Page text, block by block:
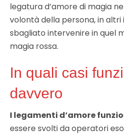
legatura d’amore di magia
volontà della persona, in
sbagliato intervenire in quel
magia rossa.
In quali casi
davvero
I legamenti d’amore
essere svolti da operatori